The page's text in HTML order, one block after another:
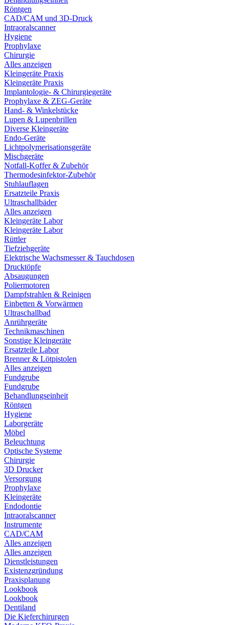
Röntgen
CAD/CAM und 3D-Druck
Intraoralscanner
Hygiene
Prophylaxe
Chirurgie
Alles anzeigen
Kleingeräte Praxis
Kleingeräte Praxis
Implantologie- & Chirurgiegeräte
Prophylaxe & ZEG-Geräte
Hand- & Winkelstücke
Lupen & Lupenbrillen
Diverse Kleingeräte
Endo-Geräte
Lichtpolymerisationsgeräte
Mischgeräte
Notfall-Koffer & Zubehör
Thermodesinfektor-Zubehör
Stuhlauflagen
Ersatzteile Praxis
Ultraschallbäder
Alles anzeigen
Kleingeräte Labor
Kleingeräte Labor
Rüttler
Tiefziehgeräte
Elektrische Wachsmesser & Tauchdosen
Drucktöpfe
Absaugungen
Poliermotoren
Dampfstrahlen & Reinigen
Einbetten & Vorwärmen
Ultraschallbad
Anrührgeräte
Technikmaschinen
Sonstige Kleingeräte
Ersatzteile Labor
Brenner & Lötpistolen
Alles anzeigen
Fundgrube
Fundgrube
Behandlungseinheit
Röntgen
Hygiene
Laborgeräte
Möbel
Beleuchtung
Optische Systeme
Chirurgie
3D Drucker
Versorgung
Prophylaxe
Kleingeräte
Endodontie
Intraoralscanner
Instrumente
CAD/CAM
Alles anzeigen
Alles anzeigen
Dienstleistungen
Existenzgründung
Praxisplanung
Lookbook
Lookbook
Dentiland
Die Kieferchirurgen